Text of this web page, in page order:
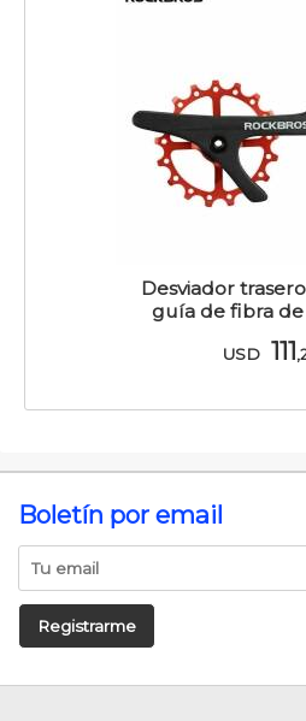
Desviador
guía de fibra
USD 111
Boletín por email
Registrarme